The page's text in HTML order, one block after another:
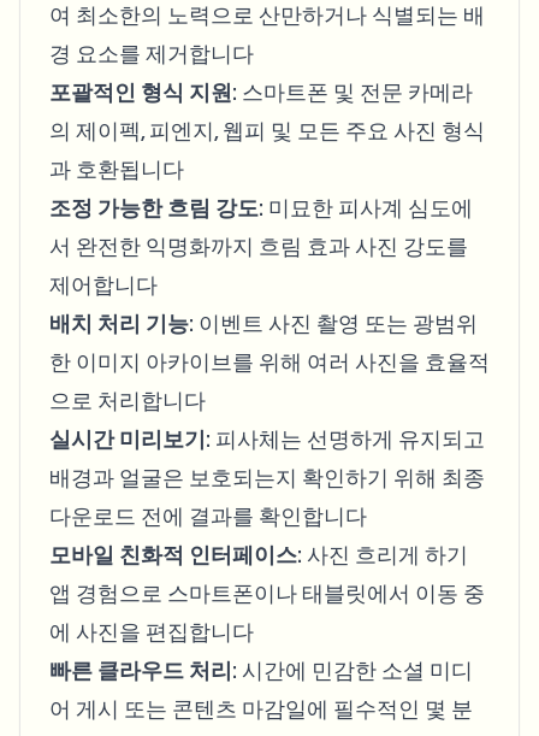
여 최소한의 노력으로 산만하거나 식별되는 배
경 요소를 제거합니다
포괄적인 형식 지원: 스마트폰 및 전문 카메라
의 제이펙, 피엔지, 웹피 및 모든 주요 사진 형식
과 호환됩니다
조정 가능한 흐림 강도: 미묘한 피사계 심도에
서 완전한 익명화까지 흐림 효과 사진 강도를
제어합니다
배치 처리 기능: 이벤트 사진 촬영 또는 광범위
한 이미지 아카이브를 위해 여러 사진을 효율적
으로 처리합니다
실시간 미리보기: 피사체는 선명하게 유지되고
배경과 얼굴은 보호되는지 확인하기 위해 최종
다운로드 전에 결과를 확인합니다
모바일 친화적 인터페이스: 사진 흐리게 하기
앱 경험으로 스마트폰이나 태블릿에서 이동 중
에 사진을 편집합니다
빠른 클라우드 처리: 시간에 민감한 소셜 미디
어 게시 또는 콘텐츠 마감일에 필수적인 몇 분